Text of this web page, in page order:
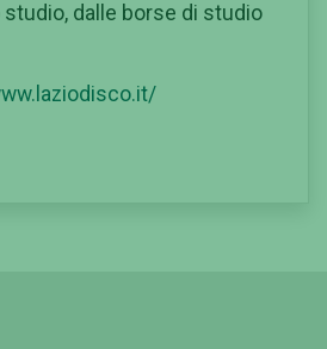
dalle borse di studio